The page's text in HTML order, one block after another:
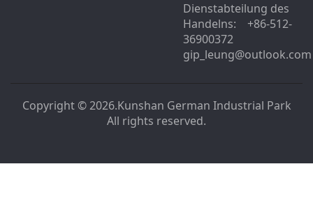
Dienstabteilung des
Handelns: +86-512-
36900372
gip_leung@outlook.com
Copyright © 2026.Kunshan German Industrial Park
All rights reserved.